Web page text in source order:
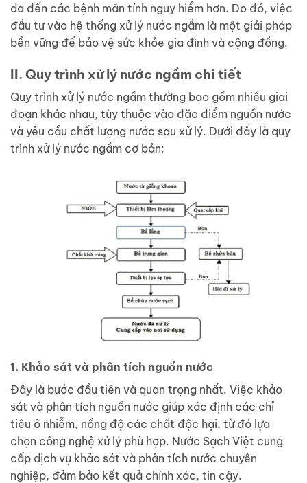
da đến các bệnh mãn tính nguy hiểm hơn. Do đó, việc
đầu tư vào hệ thống xử lý nước ngầm là một giải pháp
bền vững để bảo vệ sức khỏe gia đình và cộng đồng.
II. Quy trình xử lý nước ngầm chi tiết
Quy trình xử lý nước ngầm thường bao gồm nhiều giai
đoạn khác nhau, tùy thuộc vào đặc điểm nguồn nước
và yêu cầu chất lượng nước sau xử lý. Dưới đây là quy
trình xử lý nước ngầm cơ bản:
1. Khảo sát và phân tích nguồn nước
Đây là bước đầu tiên và quan trọng nhất. Việc khảo
sát và phân tích nguồn nước giúp xác định các chỉ
tiêu ô nhiễm, nồng độ các chất độc hại, từ đó lựa
chọn công nghệ xử lý phù hợp. Nước Sạch Việt cung
cấp dịch vụ khảo sát và phân tích nước chuyên
nghiệp, đảm bảo kết quả chính xác, tin cậy.